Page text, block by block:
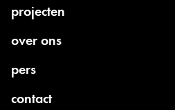
current
parent:
projecten
over ons
pers
contact